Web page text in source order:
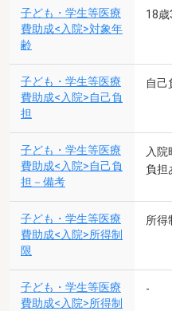
子ども・学生等医療
費助成<入院>対象年
齢
18
子ども・学生等医療
費助成<入院>自己負
担
自己
子ども・学生等医療
費助成<入院>自己負
担－備考
入
負担
子ども・学生等医療
費助成<入院>所得制
限
所得
子ども・学生等医療
費助成<入院>所得制
-